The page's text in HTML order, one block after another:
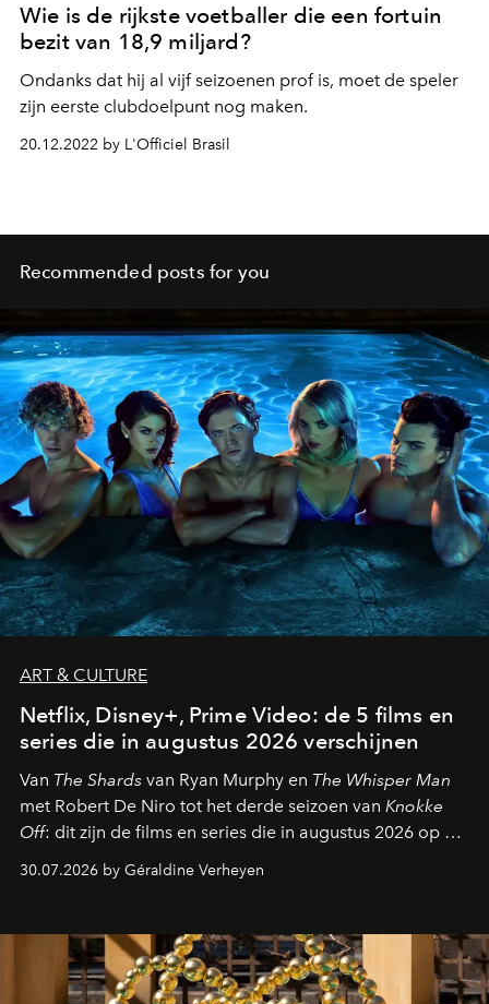
Wie is de rijkste voetballer die een fortuin
bezit van 18,9 miljard?
Ondanks dat hij al vijf seizoenen prof is, moet de speler
zijn eerste clubdoelpunt nog maken.
20.12.2022 by L'Officiel Brasil
Recommended posts for you
ART & CULTURE
Netflix, Disney+, Prime Video: de 5 films en
series die in augustus 2026 verschijnen
Van The Shards van Ryan Murphy en The Whisper Man
met Robert De Niro tot het derde seizoen van Knokke
Off: dit zijn de films en series die in augustus 2026 op de
streamingplatformen verschijnen.
30.07.2026 by Géraldine Verheyen